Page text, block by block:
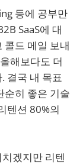
등에 공부만
SaaS에 대
콜드 메일 보내
해보다도 더
결국 내 목표
순히 좋은 기술
텐션 80%의
겠지만 리텐